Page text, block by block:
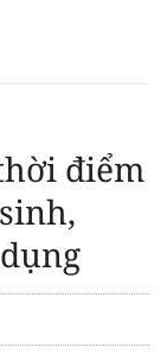
điểm